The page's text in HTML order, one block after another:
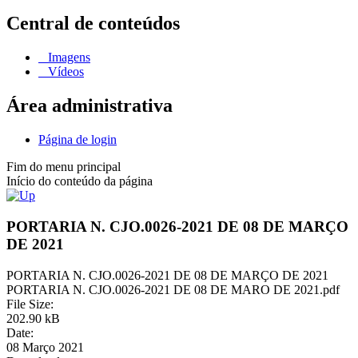
Central de conteúdos
Imagens
Vídeos
Área administrativa
Página de login
Fim do menu principal
Início do conteúdo da página
PORTARIA N. CJO.0026-2021 DE 08 DE MARÇO
DE 2021
PORTARIA N. CJO.0026-2021 DE 08 DE MARÇO DE 2021
PORTARIA N. CJO.0026-2021 DE 08 DE MARO DE 2021.pdf
File Size:
202.90 kB
Date:
08 Março 2021